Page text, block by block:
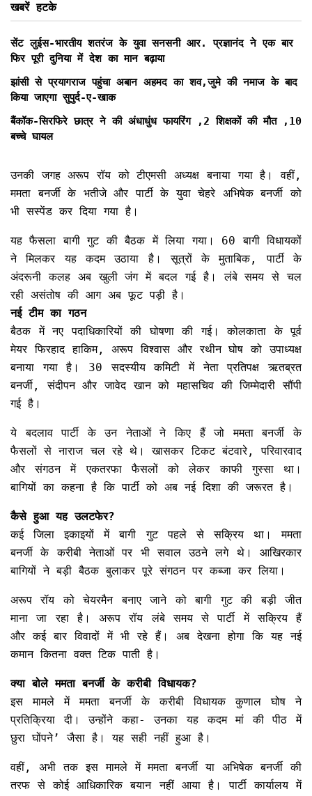
खबरें हटके
सेंट लुईस-भारतीय शतरंज के युवा सनसनी आर. प्रज्ञानंद ने एक बार
फिर पूरी दुनिया में देश का मान बढ़ाया
झांसी से प्रयागराज पहुंचा अबान अहमद का शव,जुमे की नमाज के बाद
किया जाएगा सुपुर्द-ए-खाक
बैंकॉक-सिरफिरे छात्र ने की अंधाधुंध फायरिंग ,2 शिक्षकों की मौत ,10
बच्चे घायल
उनकी जगह अरूप रॉय को टीएमसी अध्यक्ष बनाया गया है। वहीं,
ममता बनर्जी के भतीजे और पार्टी के युवा चेहरे अभिषेक बनर्जी को
भी सस्पेंड कर दिया गया है।
यह फैसला बागी गुट की बैठक में लिया गया। 60 बागी विधायकों
ने मिलकर यह कदम उठाया है। सूत्रों के मुताबिक, पार्टी के
अंदरूनी कलह अब खुली जंग में बदल गई है। लंबे समय से चल
रही असंतोष की आग अब फूट पड़ी है।
नई टीम का गठन
बैठक में नए पदाधिकारियों की घोषणा की गई। कोलकाता के पूर्व
मेयर फिरहाद हाकिम, अरूप विश्वास और रथीन घोष को उपाध्यक्ष
बनाया गया है। 30 सदस्यीय कमिटी में नेता प्रतिपक्ष ऋतब्रत
बनर्जी, संदीपन और जावेद खान को महासचिव की जिम्मेदारी सौंपी
गई है।
ये बदलाव पार्टी के उन नेताओं ने किए हैं जो ममता बनर्जी के
फैसलों से नाराज चल रहे थे। खासकर टिकट बंटवारे, परिवारवाद
और संगठन में एकतरफा फैसलों को लेकर काफी गुस्सा था।
बागियों का कहना है कि पार्टी को अब नई दिशा की जरूरत है।
कैसे हुआ यह उलटफेर?
कई जिला इकाइयों में बागी गुट पहले से सक्रिय था। ममता
बनर्जी के करीबी नेताओं पर भी सवाल उठने लगे थे। आखिरकार
बागियों ने बड़ी बैठक बुलाकर पूरे संगठन पर कब्जा कर लिया।
अरूप रॉय को चेयरमैन बनाए जाने को बागी गुट की बड़ी जीत
माना जा रहा है। अरूप रॉय लंबे समय से पार्टी में सक्रिय हैं
और कई बार विवादों में भी रहे हैं। अब देखना होगा कि यह नई
कमान कितना वक्त टिक पाती है।
क्या बोले ममता बनर्जी के करीबी विधायक?
इस मामले में ममता बनर्जी के करीबी विधायक कुणाल घोष ने
प्रतिक्रिया दी। उन्होंने कहा- उनका यह कदम मां की पीठ में
छुरा घोंपने’ जैसा है। यह सही नहीं हुआ है।
वहीं, अभी तक इस मामले में ममता बनर्जी या अभिषेक बनर्जी की
तरफ से कोई आधिकारिक बयान नहीं आया है। पार्टी कार्यालय में